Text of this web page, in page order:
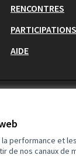
performance et
de nos canaux de
RENCONTRES
PARTICIPATIONS
AIDE